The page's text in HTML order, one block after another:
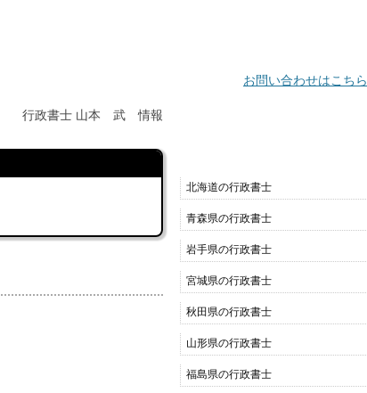
お問い合わせはこちら
行政書士 山本 武 情報
北海道の行政書士
青森県の行政書士
岩手県の行政書士
宮城県の行政書士
秋田県の行政書士
山形県の行政書士
福島県の行政書士